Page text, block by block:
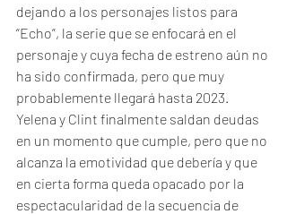
dejando a los personajes listos para
“Echo”, la serie que se enfocará en el
personaje y cuya fecha de estreno aún no
ha sido confirmada, pero que muy
probablemente llegará hasta 2023.
Yelena y Clint finalmente saldan deudas
en un momento que cumple, pero que no
alcanza la emotividad que debería y que
en cierta forma queda opacado por la
espectacularidad de la secuencia de